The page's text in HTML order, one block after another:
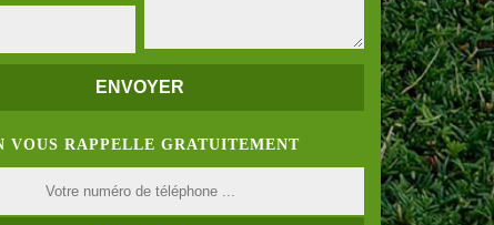
VOUS RAPPELLE GRATUITEMENT